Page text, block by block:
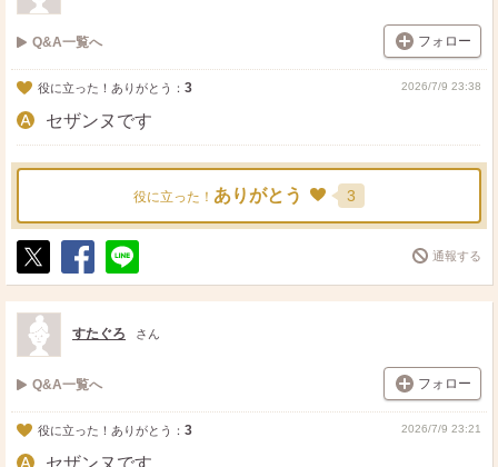
Q&A一覧へ フォロー
役に立った！ありがとう： 3 2026/7/9 23:38
セザンヌです
役に立った！ ありがとう 3
ポ
ス
ト
シ
ェ
送
る
通報する
すたぐろ さん
Q&A一覧へ フォロー
役に立った！ありがとう： 3 2026/7/9 23:21
セザンヌです